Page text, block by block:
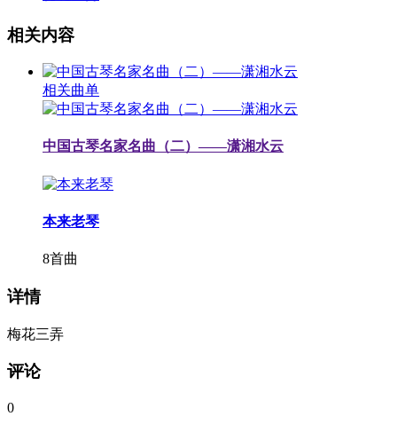
相关内容
相关曲单
中国古琴名家名曲（二）——潇湘水云
本来老琴
8首曲
详情
梅花三弄
评论
0